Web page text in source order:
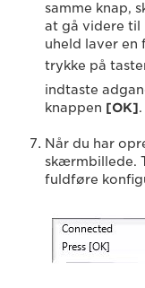
samme knap,
at gå videre til
uheld laver en
trykke på
indtaste
knappen [OK].
Når du har
skærmbillede.
fuldføre